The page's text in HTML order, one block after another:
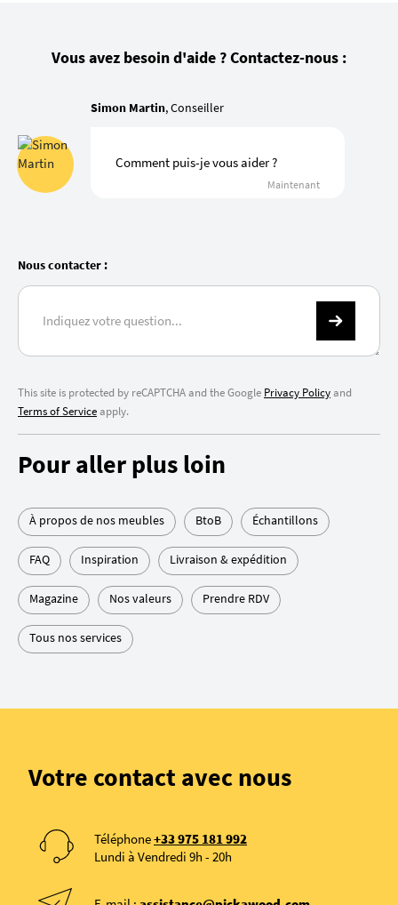
Vous avez besoin d'aide ? Contactez-nous :
Simon Martin, Conseiller
Comment puis-je vous aider ?
Maintenant
Nous contacter :
This site is protected by reCAPTCHA and the Google Privacy Policyand
Terms of Serviceapply.
Pour aller plus loin
À propos de nos meubles BtoB Échantillons
FAQ Inspiration Livraison & expédition
Magazine Nos valeurs Prendre RDV
Tous nos services
Votre contact avec nous
Téléphone+33 975 181 992
Lundi à Vendredi 9h - 20h